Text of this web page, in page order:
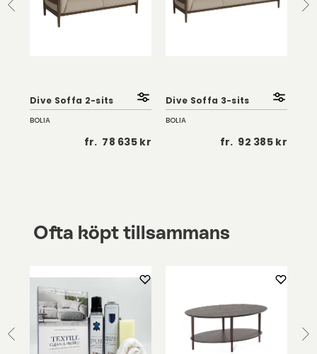
Dive Soffa 2-sits
BOLIA
fr. 78 635 kr
Dive Soffa 3-sits
BOLIA
fr. 92 385 kr
Ofta köpt tillsammans